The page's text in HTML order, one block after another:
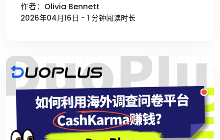
作者：Olivia Bennett
2026年04月16日 - 1 分钟阅读时长